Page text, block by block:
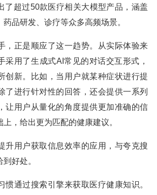
了超过50款医疗相关大模型产品，涵盖
品研发、诊疗等众多高频场景。
，正是顺应了这一趋势。从实际体验来
采用了生成式AI常见的对话交互形式，
创新。比如，当用户就某种症状进行提
了进行针对性的回答，还会提供一系列
让用户从量化的角度提供更加准确的信
，给出更为匹配的健康建议。
升用户获取信息效率的应用，与夸克搜
好处。
惯通过搜索引擎来获取医疗健康知识。